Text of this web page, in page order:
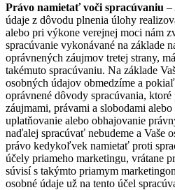
Právo namietať voči spracúvaniu –
údaje z dôvodu plnenia úlohy
alebo pri výkone verejnej moci nám
spracúvanie vykonávané na základe
oprávnených záujmov tretej strany,
takémuto spracúvaniu. Na základe
osobných údajov obmedzíme a
oprávnené dôvody spracúvania,
záujmami, právami a slobodami
uplatňovanie alebo obhajovanie
naďalej spracúvať nebudeme a Vaše
právo kedykoľvek namietať proti
účely priameho marketingu, vrátane
súvisí s takýmto priamym
osobné údaje už na tento účel